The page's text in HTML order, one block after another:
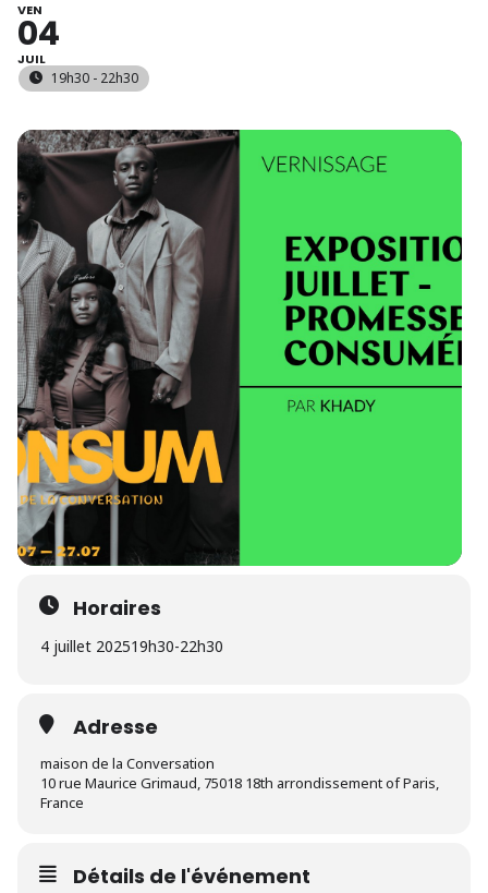
VEN
04
JUIL
19h30 - 22h30
Horaires
4 juillet 202519h30-22h30
Adresse
maison de la Conversation
10 rue Maurice Grimaud, 75018 18th arrondissement of Paris,
France
Détails de l'événement